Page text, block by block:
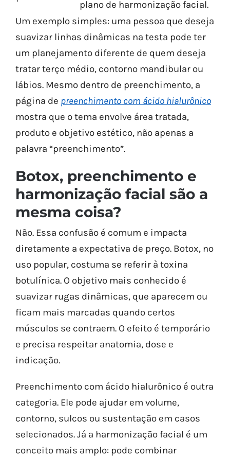
plano de harmonização facial.
Um exemplo simples: uma pessoa que deseja
suavizar linhas dinâmicas na testa pode ter
um planejamento diferente de quem deseja
tratar terço médio, contorno mandibular ou
lábios. Mesmo dentro de preenchimento, a
página de preenchimento com ácido hialurônico
mostra que o tema envolve área tratada,
produto e objetivo estético, não apenas a
palavra “preenchimento”.
Botox, preenchimento e
harmonização facial são a
mesma coisa?
Não. Essa confusão é comum e impacta
diretamente a expectativa de preço. Botox, no
uso popular, costuma se referir à toxina
botulínica. O objetivo mais conhecido é
suavizar rugas dinâmicas, que aparecem ou
ficam mais marcadas quando certos
músculos se contraem. O efeito é temporário
e precisa respeitar anatomia, dose e
indicação.
Preenchimento com ácido hialurônico é outra
categoria. Ele pode ajudar em volume,
contorno, sulcos ou sustentação em casos
selecionados. Já a harmonização facial é um
conceito mais amplo: pode combinar